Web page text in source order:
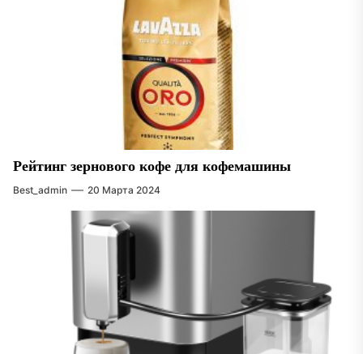
Рейтинг зернового кофе для кофемашины
Best_admin 20 Марта 2024